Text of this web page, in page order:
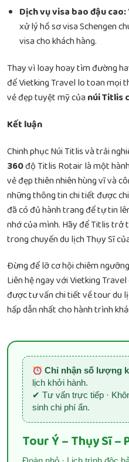
Dịch vụ visa bao đậu cao:
xử lý hồ sơ visa Schengen
visa cho khách hàng.
Thay vì loay hoay tìm đường
để Vietking Travel lo toan mọi
vẻ đẹp tuyệt mỹ của núi Titlis
Kết luận
Chinh phục Núi Titlis và trải
360độ Titlis Rotair là một
vẻ đẹp thiên nhiên hùng vĩ và
những thông tin chi tiết được
đã có đủ hành trang để tự tin
nhớ của mình. Hãy để Titlis trở
trong chuyến du lịch Thụy Sĩ
Đừng để lỡ cơ hội chiêm
Liên hệ ngay với Vietking
được tư vấn chi tiết về tour du
hấp dẫn nhất cho hành trình
Chỉ nhận số lượng
lịch khởi hành.
✔ Tư vấn trực tiếp ·
sinh chi phí ẩn.
Tour Ý – Thụy Sĩ –